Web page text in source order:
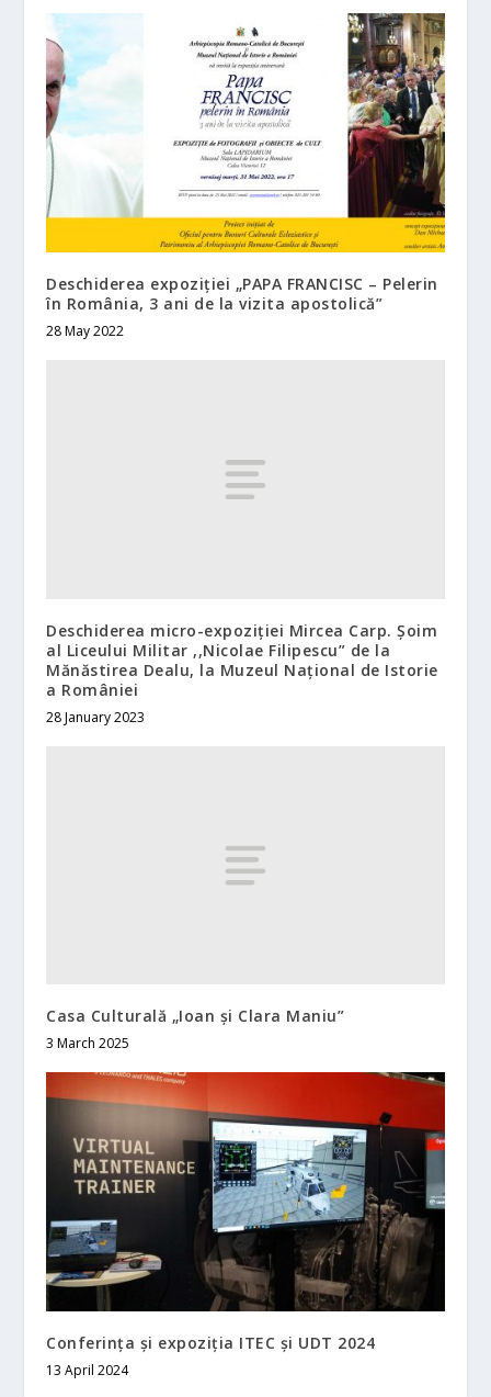
Deschiderea expoziției „PAPA FRANCISC – Pelerin
în România, 3 ani de la vizita apostolică”
28 May 2022
Deschiderea micro-expoziției Mircea Carp. Șoim
al Liceului Militar ,,Nicolae Filipescu” de la
Mănăstirea Dealu, la Muzeul Național de Istorie
a României
28 January 2023
Casa Culturală „Ioan și Clara Maniu”
3 March 2025
Conferința și expoziția ITEC și UDT 2024
13 April 2024